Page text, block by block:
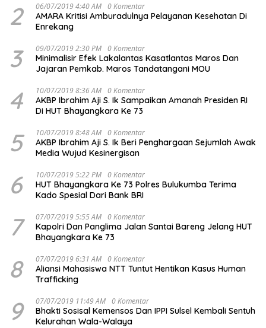
2 06/07/2019 4:40 AM 0 Komentar
AMARA Kritisi Amburadulnya Pelayanan Kesehatan Di
Enrekang
3 09/07/2019 2:30 PM 0 Komentar
Minimalisir Efek Lakalantas Kasatlantas Maros Dan
Jajaran Pemkab. Maros Tandatangani MOU
4 10/07/2019 8:36 AM 0 Komentar
AKBP Ibrahim Aji S. Ik Sampaikan Amanah Presiden RI
Di HUT Bhayangkara Ke 73
5 10/07/2019 8:48 AM 0 Komentar
AKBP Ibrahim Aji S. Ik Beri Penghargaan Sejumlah Awak
Media Wujud Kesinergisan
6 10/07/2019 5:22 PM 0 Komentar
HUT Bhayangkara Ke 73 Polres Bulukumba Terima
Kado Spesial Dari Bank BRI
7 07/07/2019 5:55 AM 0 Komentar
Kapolri Dan Panglima Jalan Santai Bareng Jelang HUT
Bhayangkara Ke 73
8 07/07/2019 6:31 AM 0 Komentar
Aliansi Mahasiswa NTT Tuntut Hentikan Kasus Human
Trafficking
9 07/07/2019 11:49 AM 0 Komentar
Bhakti Sosisal Kemensos Dan IPPI Sulsel Kembali Sentuh
Kelurahan Wala-Walaya